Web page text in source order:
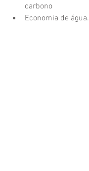
carbono
Economia de água.